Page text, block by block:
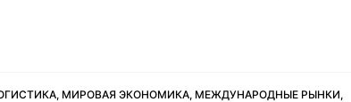
МИРОВАЯ ЭКОНОМИКА, МЕЖДУНАРОДНЫЕ РЫНКИ,